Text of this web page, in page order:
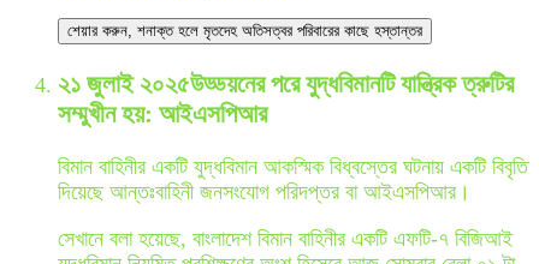
শেয়ার করুন, শনাক্ত হলে মৃতদেহ অতিসত্বর পরিবারের কাছে হস্তান্তর
২১ জুলাই ২০২৫উড্ডয়নের পরে যুদ্ধবিমানটি যান্ত্রিক ত্রুটির
সম্মুখীন হয়: আইএসপিআর
বিমান বাহিনীর একটি যুদ্ধবিমান আকস্মিক বিধ্বস্তের ঘটনায় একটি বিবৃতি
দিয়েছে আন্তঃবাহিনী জনসংযোগ পরিদপ্তর বা আইএসপিআর।
সেখানে বলা হয়েছে, বাংলাদেশ বিমান বাহিনীর একটি এফটি-৭ বিজিআই